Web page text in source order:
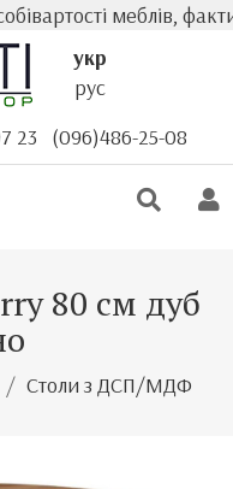
меблів,
укр
рус
23 (096)486-25-08
80 см дуб
Столи з ДСП/МДФ